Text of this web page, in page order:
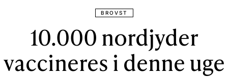
BROVST
10.000 nordjyder
vaccineres i denne uge